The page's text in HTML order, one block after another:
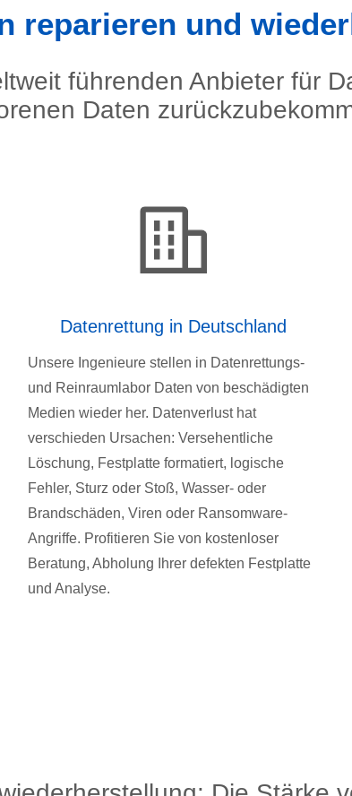
reparieren und
führenden Anbieter für
Daten
Datenrettung in Deutschland
Unsere Ingenieure stellen in Datenrettungs-
und Reinraumlabor Daten von beschädigten
Medien wieder her. Datenverlust hat
verschieden Ursachen: Versehentliche
Löschung, Festplatte formatiert, logische
Fehler, Sturz oder Stoß, Wasser- oder
Brandschäden, Viren oder Ransomware-
Angriffe. Profitieren Sie von kostenloser
Beratung, Abholung Ihrer defekten Festplatte
und Analyse.